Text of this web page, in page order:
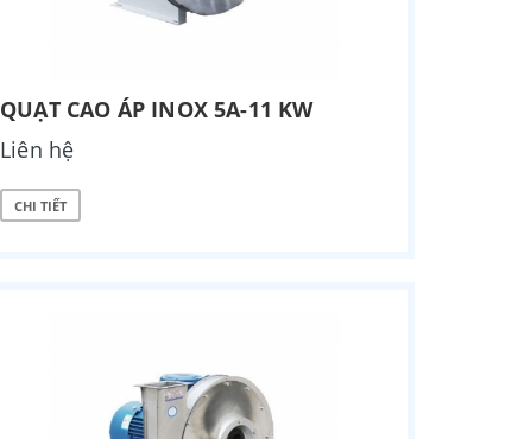
QUẠT CAO ÁP INOX 5A-11 KW
Liên hệ
CHI TIẾT